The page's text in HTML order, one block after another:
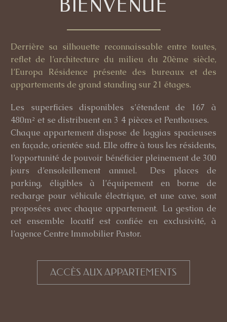
BIENVENUE
Derrière sa silhouette reconnaissable entre toutes,
reflet de l’architecture du milieu du 20ème siècle,
l’Europa Résidence présente des bureaux et des
appartements de grand standing sur 21 étages.
Les superficies disponibles s’étendent de 167 à
480m² et se distribuent en 3 4 pièces et Penthouses.
Chaque appartement dispose de loggias spacieuses
en façade, orientée sud. Elle offre à tous les résidents,
l’opportunité de pouvoir bénéficier pleinement de 300
jours d’ensoleillement annuel. Des places de
parking, éligibles à l’équipement en borne de
recharge pour véhicule électrique, et une cave, sont
proposées avec chaque appartement. La gestion de
cet ensemble locatif est confiée en exclusivité, à
l’agence Centre Immobilier Pastor.
ACCÈS AUX APPARTEMENTS